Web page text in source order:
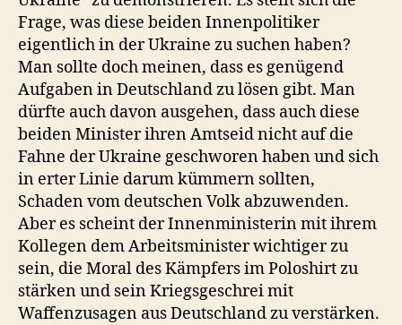
Frage, was diese beiden Innenpolitiker
eigentlich in der Ukraine zu suchen haben?
Man sollte doch meinen, dass es genügend
Aufgaben in Deutschland zu lösen gibt. Man
dürfte auch davon ausgehen, dass auch diese
beiden Minister ihren Amtseid nicht auf die
Fahne der Ukraine geschworen haben und sich
in erter Linie darum kümmern sollten,
Schaden vom deutschen Volk abzuwenden.
Aber es scheint der Innenministerin mit ihrem
Kollegen dem Arbeitsminister wichtiger zu
sein, die Moral des Kämpfers im Poloshirt zu
stärken und sein Kriegsgeschrei mit
Waffenzusagen aus Deutschland zu verstärken.